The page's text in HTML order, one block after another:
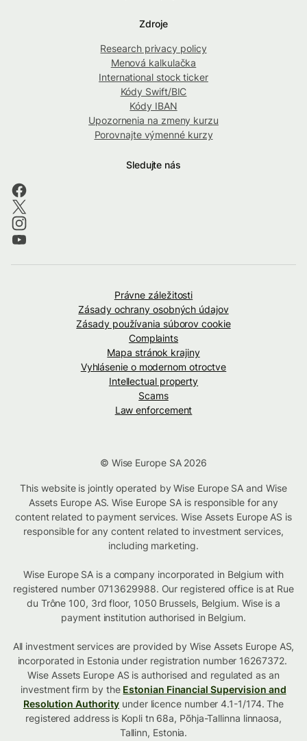
Zdroje
Research privacy policy
Menová kalkulačka
International stock ticker
Kódy Swift/BIC
Kódy IBAN
Upozornenia na zmeny kurzu
Porovnajte výmenné kurzy
Sledujte nás
Právne záležitosti
Zásady ochrany osobných údajov
Zásady používania súborov cookie
Complaints
Mapa stránok krajiny
Vyhlásenie o modernom otroctve
Intellectual property
Scams
Law enforcement
© Wise Europe SA 2026
This website is jointly operated by Wise Europe SA and Wise
Assets Europe AS. Wise Europe SA is responsible for any
content related to payment services. Wise Assets Europe AS is
responsible for any content related to investment services,
including marketing.
Wise Europe SA is a company incorporated in Belgium with
registered number 0713629988. Our registered office is at Rue
du Trône 100, 3rd floor, 1050 Brussels, Belgium. Wise is a
payment institution authorised in Belgium.
All investment services are provided by Wise Assets Europe AS,
incorporated in Estonia under registration number 16267372.
Wise Assets Europe AS is authorised and regulated as an
investment firm by the Estonian Financial Supervision and
Resolution Authority under licence number 4.1-1/174. The
registered address is Kopli tn 68a, Põhja-Tallinna linnaosa,
Tallinn, Estonia.